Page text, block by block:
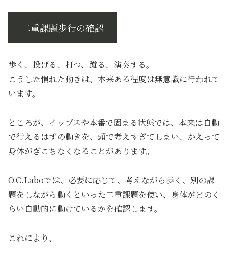
二重課題歩行の確認
歩く、投げる、打つ、蹴る、演奏する。
こうした慣れた動きは、本来ある程度は無意識に行われて
います。
ところが、イップスや本番で固まる状態では、本来は自動
で行えるはずの動きを、頭で考えすぎてしまい、かえって
身体がぎこちなくなることがあります。
O.C.Laboでは、必要に応じて、考えながら歩く、別の課
題をしながら動くといった二重課題を使い、身体がどのく
らい自動的に動けているかを確認します。
これにより、